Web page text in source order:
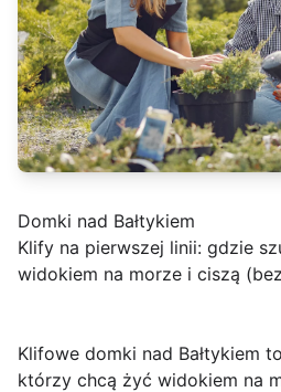
Domki nad Bałtykiem
Klify na pierwszej linii: gdzie
widokiem na morze i ciszą
Klifowe domki nad Bałtykiem
którzy chcą żyć widokiem na